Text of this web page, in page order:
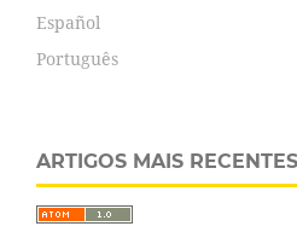
Español
Português
ARTIGOS MAIS RECENTES